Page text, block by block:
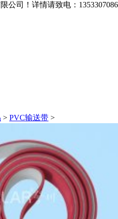
公司！ 详情请致电：
> PVC输送带 >